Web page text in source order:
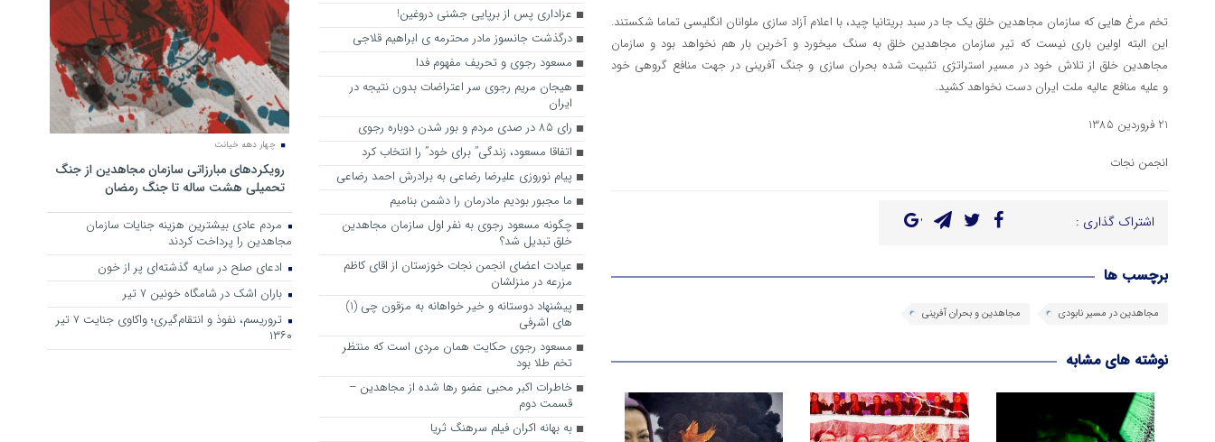
تخم مرغ هایی که سازمان مجاهدین خلق یک جا در سبد بریتانیا چید، با اعلام آزاد سازی ملوانان انگلیسی تماما شکستند.
این البته اولین باری نیست که تیر سازمان مجاهدین خلق به سنگ میخورد و آخرین بار هم نخواهد بود و سازمان
مجاهدین خلق از تلاش خود در مسیر استراتژی تثبیت شده بحران سازی و جنگ آفرینی در جهت منافع گروهی خود
و علیه منافع عالیه ملت ایران دست نخواهد کشید.
21 فروردین 1385
انجمن نجات
اشتراک گذاری :
برچسب ها
مجاهدین در مسیر نابودی مجاهدین و بحران آفرینی
نوشته های مشابه
عزاداری پس از برپایی جشنی دروغین!
درگذشت جانسوز مادر محترمه ی ابراهیم قلاجی
مسعود رجوی و تحریف مفهوم فدا
هیجان مریم رجوی سر اعتراضات بدون نتیجه در
ایران
رای 85 در صدی مردم و بور شدن دوباره رجوی
اتفاقا مسعود، زندگی” برای خود” را انتخاب کرد
پیام نوروزی علیرضا رضاعی به برادرش احمد رضاعی
ما مجبور بودیم مادرمان را دشمن بنامیم
چگونه مسعود رجوی به نفر اول سازمان مجاهدین
خلق تبدیل شد؟
عیادت اعضای انجمن نجات خوزستان از اقای کاظم
مزرعه در منزلشان
پیشنهاد دوستانه و خیر خواهانه به مزقون چی (1)
های اشرفی
مسعود رجوی حکایت همان مردی است که منتظر
تخم طلا بود
خاطرات اکبر محبی عضو رها شده از مجاهدین –
قسمت دوم
به ‌بهانه اکران فیلم سرهنگ ثریا
چهار دهه خیانت
رویکرد‌های مبارزاتی سازمان مجاهدین از جنگ
تحمیلی هشت ساله تا جنگ رمضان
مردم عادی بیشترین هزینه جنایات سازمان
مجاهدین را پرداخت کردند
ادعای صلح در سایه گذشته‌ای پر از خون
باران اشک در شامگاه خونین 7 تیر
تروریسم، نفوذ و انتقام‌گیری؛ واکاوی جنایت ۷ تیر
۱۳۶۰